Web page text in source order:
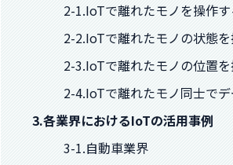
2-1.IoTで離れたモノを操作す
2-2.IoTで離れたモノの状態
2-3.IoTで離れたモノの位置
2-4.IoTで離れたモノ同士で
3.各業界におけるIoTの活用事例
3-1.自動車業界